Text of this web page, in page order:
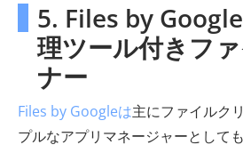
5. Files by
理ツール付きフ
ナー
Files by Googleは主にファイルク
プルなアプリマネージャーとして